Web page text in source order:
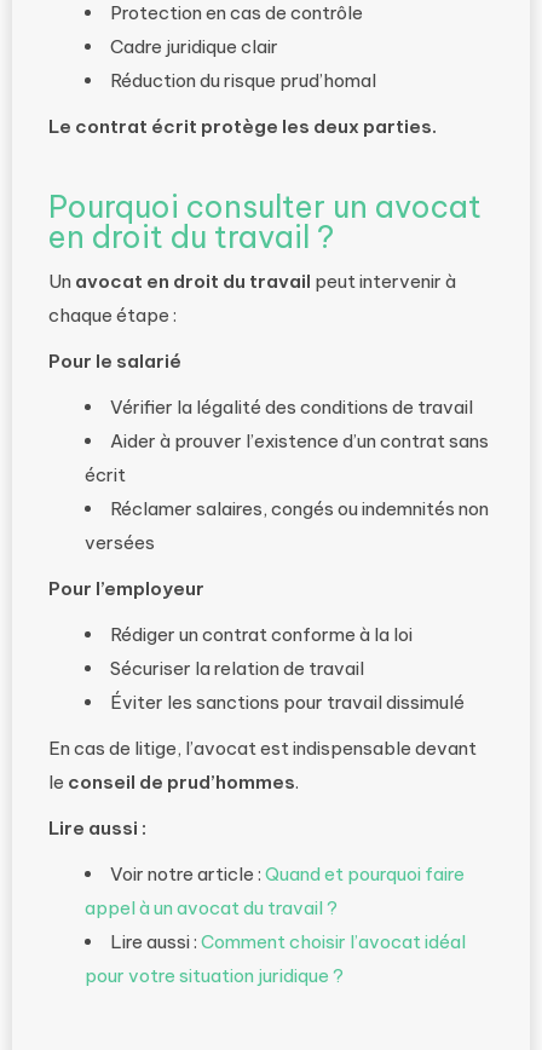
Protection en cas de contrôle
Cadre juridique clair
Réduction du risque prud’homal
Le contrat écrit protège les deux parties.
Pourquoi consulter un avocat
en droit du travail ?
Un avocat en droit du travail peut intervenir à
chaque étape :
Pour le salarié
Vérifier la légalité des conditions de travail
Aider à prouver l’existence d’un contrat sans
écrit
Réclamer salaires, congés ou indemnités non
versées
Pour l’employeur
Rédiger un contrat conforme à la loi
Sécuriser la relation de travail
Éviter les sanctions pour travail dissimulé
En cas de litige, l’avocat est indispensable devant
le conseil de prud’hommes.
Lire aussi :
Voir notre article : Quand et pourquoi faire
appel à un avocat du travail ?
Lire aussi : Comment choisir l’avocat idéal
pour votre situation juridique ?